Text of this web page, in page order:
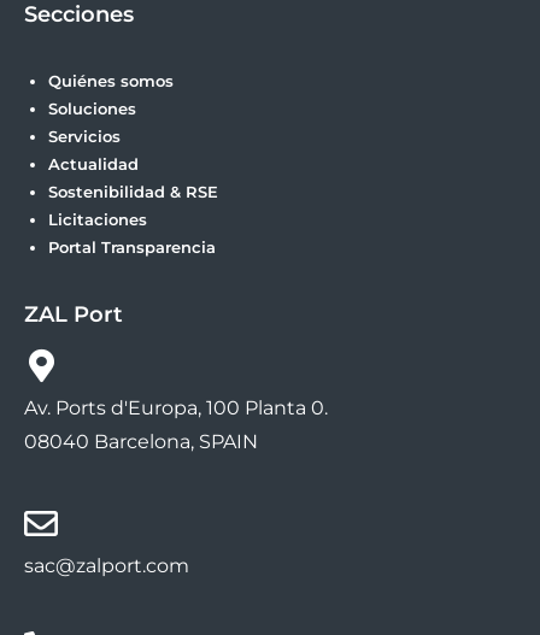
Secciones
Quiénes somos
Soluciones
Servicios
Actualidad
Sostenibilidad & RSE
Licitaciones
Portal Transparencia
ZAL Port
Av. Ports d'Europa, 100 Planta 0.
08040 Barcelona, SPAIN
sac@zalport.com